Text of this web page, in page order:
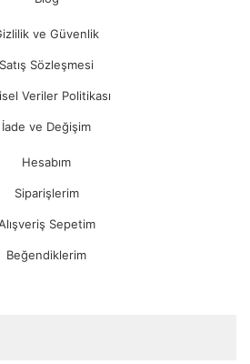
ve Güvenlik
Satış Sözleşmesi
Veriler Politikası
İade ve Değişim
Hesabım
Siparişlerim
Sepetim
Beğendiklerim